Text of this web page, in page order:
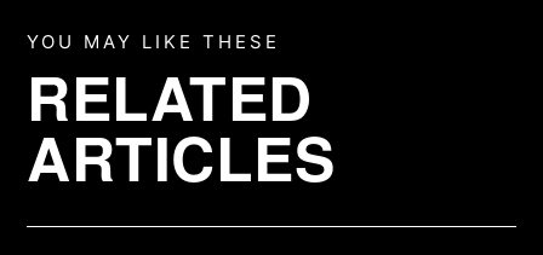
YOU MAY LIKE THESE
RELATED
ARTICLES